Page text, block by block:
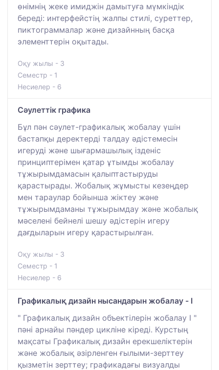
өнімнің жеке имиджін дамытуға мүмкіндік
береді: интерфейстің жалпы стилі, суреттер,
пиктограммалар және дизайнның басқа
элементтерін оқытады.
Оқу жылы - 3
Семестр - 1
Несиелер - 6
Сәулеттік графика
Бұл пән сәулет-графикалық жобалау үшін
бастапқы деректерді талдау әдістемесін
игеруді және шығармашылық ізденіс
принциптерімен қатар ұтымды жобалау
тұжырымдамасын қалыптастыруды
қарастырады. Жобалық жұмысты кезеңдер
мен тараулар бойынша жіктеу және
тұжырымдаманы тұжырымдау және жобалық
мәселені бейнелі шешу әдістерін игеру
дағдыларын игеру қарастырылған.
Оқу жылы - 3
Семестр - 1
Несиелер - 6
Графикалық дизайн нысандарын жобалау - I
" Графикалық дизайн объектілерін жобалау I "
пәні арнайы пәндер цикліне кіреді. Курстың
мақсаты Графикалық дизайн ерекшеліктерін
және жобалық әзірленген ғылыми-зерттеу
қызметін зерттеу; графикадағы визуалды